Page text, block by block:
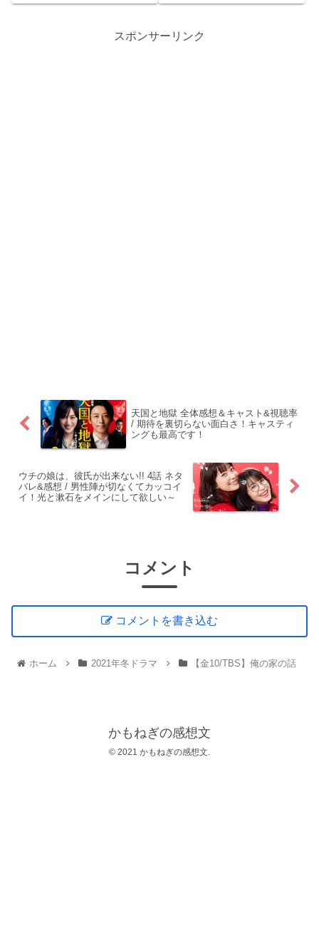
てはみんな過去のことという
に。ハワイアンズではさくら
も一瞬乗り込んでくるがすぐ
(西田敏行)はいつも通り賑やか
様子がしんみりしていてどこ
かおかしい。寿一は年越しプ
スポンサーリンク
天国と地獄 全体感想＆キャスト&視聴率
/ 期待を裏切らない面白さ！キャスティ
ングも最高です！
ウチの娘は、彼氏が出来ない!! 4話 ネタ
バレ&感想 / 男性陣が切なくてカッコイ
イ！光と漱石をメインにして欲しい～
コメント
コメントを書き込む
ホーム 2021年冬ドラマ 【金10/TBS】俺の家の話
かもねぎの感想文
© 2021 かもねぎの感想文.